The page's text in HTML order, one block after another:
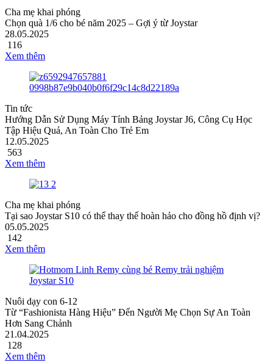
Cha mẹ khai phóng
Chọn quà 1/6 cho bé năm 2025 – Gợi ý từ Joystar
28.05.2025
116
Xem thêm
Tin tức
Hướng Dẫn Sử Dụng Máy Tính Bảng Joystar J6, Công Cụ Học
Tập Hiệu Quả, An Toàn Cho Trẻ Em
12.05.2025
563
Xem thêm
Cha mẹ khai phóng
Tại sao Joystar S10 có thể thay thế hoàn hảo cho đồng hồ định vị?
05.05.2025
142
Xem thêm
Nuôi dạy con 6-12
Từ “Fashionista Hàng Hiệu” Đến Người Mẹ Chọn Sự An Toàn
Hơn Sang Chảnh
21.04.2025
128
Xem thêm